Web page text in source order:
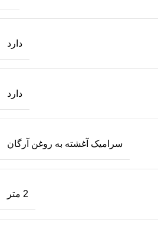
دارد
دارد
سرامیک آغشته به روغن آرگان
2 متر